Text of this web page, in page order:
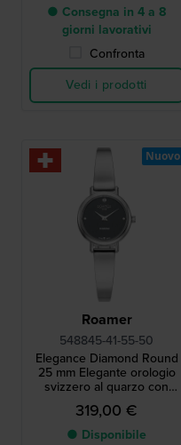
● Consegna in 4 a 8
giorni lavorativi
Confronta
Vedi i prodotti
Roamer
548845-41-55-50
Elegance Diamond Round
25 mm Elegante orologio
svizzero al quarzo con
indici in diamanti autentici
319,00 €
● Disponibile
Nuovo